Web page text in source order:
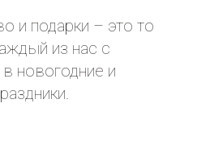
и подарки – это то
из нас с
новогодние и